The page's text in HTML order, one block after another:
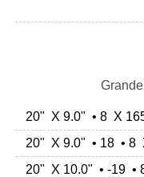
20" X 9.0" • 8 X
20" X 9.0" • 18 • 8
20" X 10.0" • -19 •